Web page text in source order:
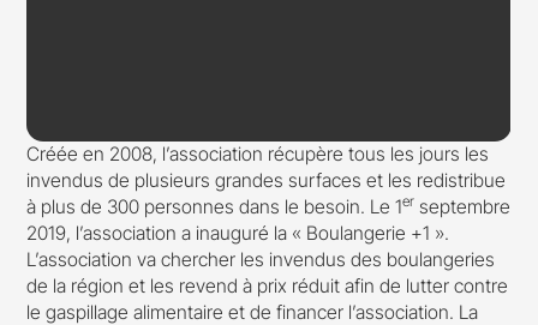
Créée en 2008, l’association récupère tous les jours les
invendus de plusieurs grandes surfaces et les redistribue
à plus de 300 personnes dans le besoin. Le 1er septembre
2019, l’association a inauguré la « Boulangerie +1 ».
L’association va chercher les invendus des boulangeries
de la région et les revend à prix réduit afin de lutter contre
le gaspillage alimentaire et de financer l’association. La